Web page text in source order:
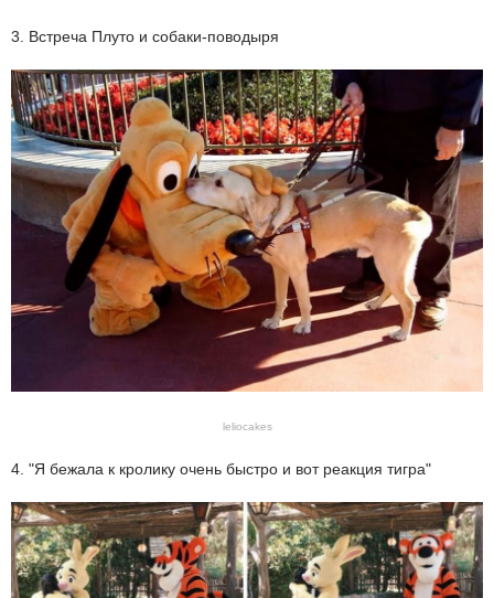
3. Встреча Плуто и собаки-поводыря
leliocakes
4. "Я бежала к кролику очень быстро и вот реакция тигра"